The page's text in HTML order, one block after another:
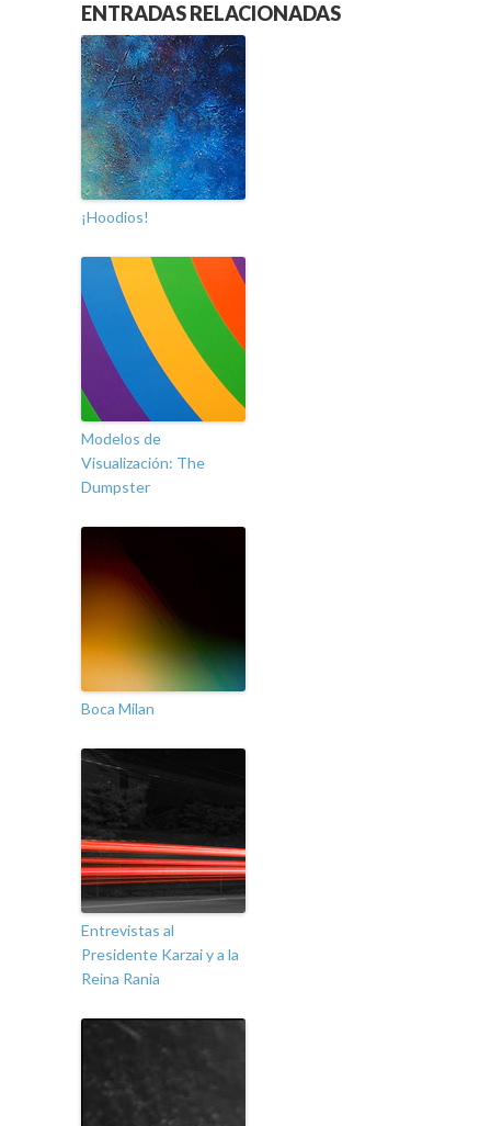
ENTRADAS RELACIONADAS
¡Hoodios!
Modelos de
Visualización: The
Dumpster
Boca Milan
Entrevistas al
Presidente Karzai y a la
Reina Rania